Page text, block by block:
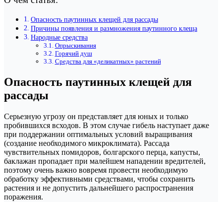
Опасность паутинных клещей для рассады
Причины появления и размножения паутинного клеща
Народные средства
Опрыскивания
Горячий душ
Средства для «деликатных» растений
Опасность паутинных клещей для
рассады
Серьезную угрозу он представляет для юных и только
пробившихся всходов. В этом случае гибель наступает даже
при поддержании оптимальных условий выращивания
(создание необходимого микроклимата). Рассада
чувствительных помидоров, болгарского перца, капусты,
баклажан пропадает при малейшем нападении вредителей,
поэтому очень важно вовремя провести необходимую
обработку эффективными средствами, чтобы сохранить
растения и не допустить дальнейшего распространения
поражения.